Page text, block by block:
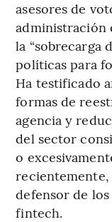
asesores de
administración
la “sobrecarga
políticas para
Ha testificado
formas de
agencia y
del sector
o
defensor de
fintech.